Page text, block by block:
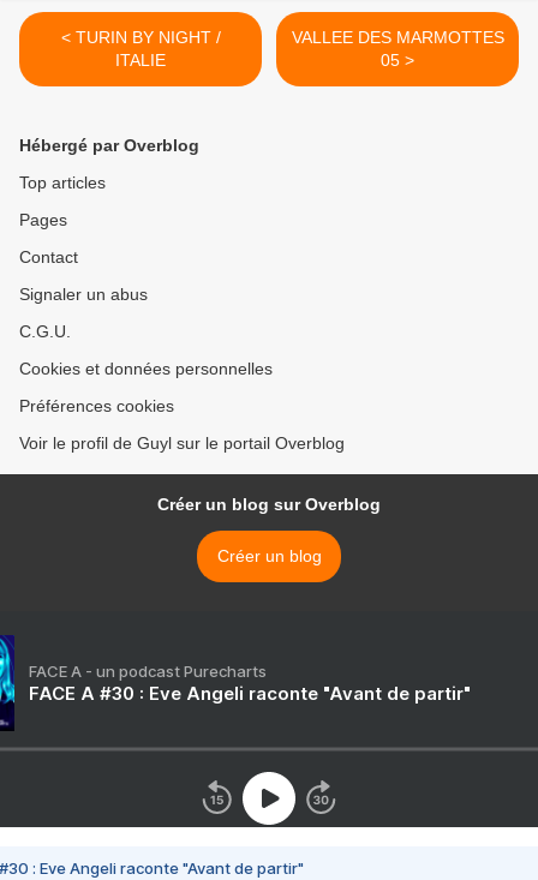
< TURIN BY NIGHT /
ITALIE
VALLEE DES MARMOTTES
05 >
Hébergé par Overblog
Top articles
Pages
Contact
Signaler un abus
C.G.U.
Cookies et données personnelles
Préférences cookies
Voir le profil de Guyl sur le portail Overblog
Créer un blog sur Overblog
Créer un blog
FACE A - un podcast Purecharts
FACE A #30 : Eve Angeli raconte "Avant de partir"
#30 : Eve Angeli raconte "Avant de partir"